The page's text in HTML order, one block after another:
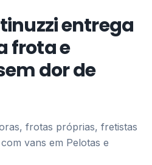
entrega
frota e
dor de
frotas próprias, fretistas
vans em Pelotas e